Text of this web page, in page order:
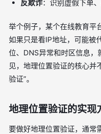
反欺诈：识别虚假下单
举个例子，某个在线教育平
如果只是看IP地址，可能被
位、DNS异常和时区信息
见，地理位置验证的核心并
验证”。
地理位置验证的实现
要做好地理位置验证，通